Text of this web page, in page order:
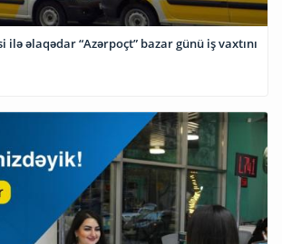
ilə əlaqədar “Azərpoçt” bazar günü iş vaxtını